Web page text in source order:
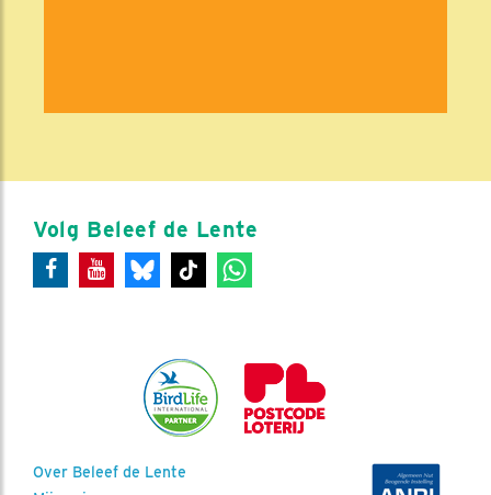
Volg Beleef de Lente
Over Beleef de Lente